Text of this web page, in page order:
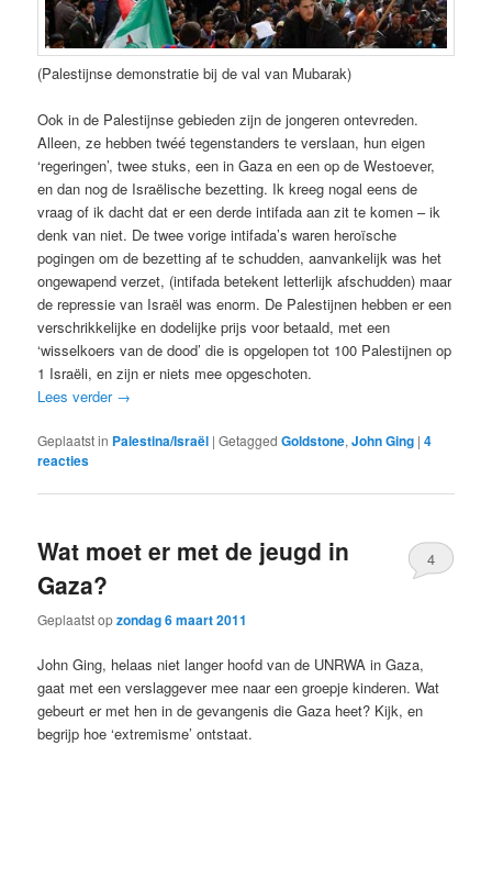
(Palestijnse demonstratie bij de val van Mubarak)
Ook in de Palestijnse gebieden zijn de jongeren ontevreden.
Alleen, ze hebben twéé tegenstanders te verslaan, hun eigen
‘regeringen’, twee stuks, een in Gaza en een op de Westoever,
en dan nog de Israëlische bezetting. Ik kreeg nogal eens de
vraag of ik dacht dat er een derde intifada aan zit te komen – ik
denk van niet. De twee vorige intifada’s waren heroïsche
pogingen om de bezetting af te schudden, aanvankelijk was het
ongewapend verzet, (intifada betekent letterlijk afschudden) maar
de repressie van Israël was enorm. De Palestijnen hebben er een
verschrikkelijke en dodelijke prijs voor betaald, met een
‘wisselkoers van de dood’ die is opgelopen tot 100 Palestijnen op
1 Israëli, en zijn er niets mee opgeschoten.
Lees verder →
Geplaatst in Palestina/Israël |Getagged Goldstone,John Ging |4
reacties
Wat moet er met de jeugd in
Gaza?
Geplaatst opzondag 6 maart 2011
4
John Ging, helaas niet langer hoofd van de UNRWA in Gaza,
gaat met een verslaggever mee naar een groepje kinderen. Wat
gebeurt er met hen in de gevangenis die Gaza heet? Kijk, en
begrijp hoe ‘extremisme’ ontstaat.